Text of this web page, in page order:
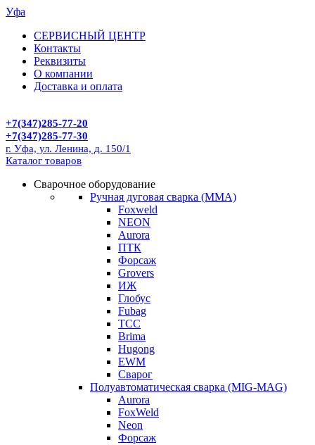
Уфа
СЕРВИСНЫЙ ЦЕНТР
Контакты
Реквизиты
О компании
Доставка и оплата
+7(347)285-77-20
+7(347)285-77-30
г. Уфа, ул. Ленина, д. 150/1
Каталог товаров
Сварочное оборудование
Ручная дуговая сварка (MMA)
Foxweld
NEON
Aurora
ПТК
Форсаж
Grovers
ИЖ
Глобус
Fubag
ТСС
Brima
Hugong
EWM
Сварог
Полуавтоматическая сварка (MIG-MAG)
Aurora
FoxWeld
Neon
Форсаж